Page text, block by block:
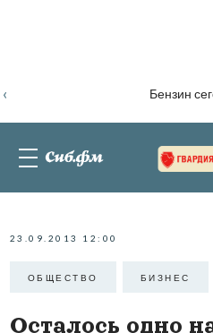
Бензин
‹
23.09.2013 12:00
ОБЩЕСТВО БИЗНЕС
Осталось одно